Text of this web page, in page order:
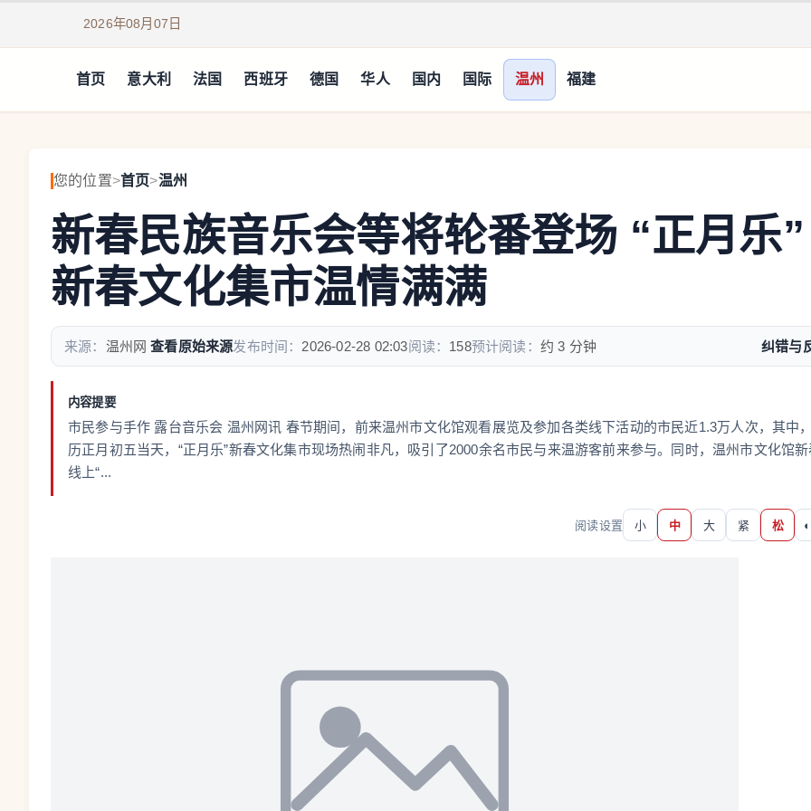
2026年08月07日
首页 意大利 法国 西班牙 德国 华人 国内 国际 温州 福建
您的位置>首页>温州
新春民族音乐会等将轮番登场 “正月乐”
新春文化集市温情满满
来源： 温州网 查看原始来源发布时间： 2026-02-28 02:03阅读： 158预计阅读： 约 3 分钟 纠错与
内容提要
市民参与手作 露台音乐会 温州网讯 春节期间，前来温州市文化馆观看展览及参加各类线下活动的市民近1.3万人次，其中
历正月初五当天，“正月乐”新春文化集市现场热闹非凡，吸引了2000余名市民与来温游客前来参与。同时，温州市文化馆新
线上“...
阅读设置 小 中 大 紧 松 ◐